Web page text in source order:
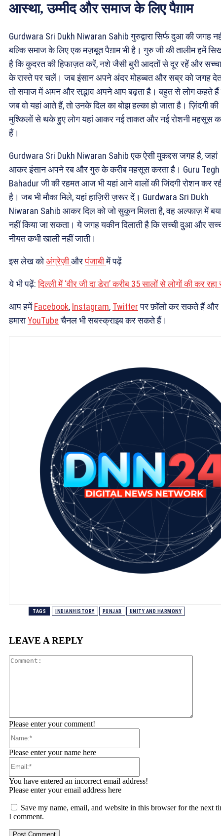
आस्था, उम्मीद और समाज के लिए पैग़ाम
Gurdwara Sri Dukh Niwaran Sahib गुरुद्वारा सिर्फ दुआ की जगह
बल्कि समाज के लिए एक मज़बूत पैग़ाम भी है। गुरु जी की तालीम हमें
है कि कुदरत की हिफाज़त करें, नशे जैसी बुरी आदतों से दूर रहें और
के रास्ते पर चलें। जब इंसान अपने अंदर मोहब्बत और सब्र को जगह
तो समाज में अमन और सद्भाव अपने आप बढ़ता है। बहुत से लोग कहते हैं
जब वो यहां आते हैं, तो उनके दिल का बोझ हल्का हो जाता है। ज़िंदगी की
मुश्किलों से थके हुए लोग यहां आकर नई ताकत और नई रोशनी महसूस
हैं।
Gurdwara Sri Dukh Niwaran Sahib एक ऐसी मुकद्दस जगह है, जहां
आकर इंसान अपने रब और गुरु के करीब महसूस करता है। Guru Tegh
Bahadur जी की रहमत आज भी यहां आने वालों की जिंदगी रोशन कर
है। जब भी मौका मिले, यहां हाज़िरी ज़रूर दें। Gurdwara Sri Dukh
Niwaran Sahib आकर दिल को जो सुकून मिलता है, वह अल्फाज़ में
नहीं किया जा सकता। ये जगह यकीन दिलाती है कि सच्ची दुआ और
नीयत कभी खाली नहीं जाती।
इस लेख कोअंग्रेज़ीऔरपंजाबीमें पढ़ें
ये भी पढ़ें:दिल्ली में ‘वीर जी दा डेरा’ करीब 35 सालों से लोगों की कर रहा
आप हमेंFacebook, Instagram, Twitterपर फ़ॉलो कर सकते हैं और
हमाराYouTubeचैनल भी सबस्क्राइब कर सकते हैं।
TAGS INDIANHISTORY PUNJAB UNITY AND HARMONY
LEAVE A REPLY
Please enter your comment!
Please enter your name here
You have entered an incorrect email address!
Please enter your email address here
Save my name, email, and website in this browser for the next
I comment.